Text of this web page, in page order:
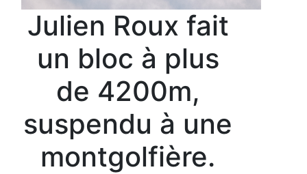
Julien Roux fait
un bloc à plus
de 4200m,
suspendu à une
montgolfière.